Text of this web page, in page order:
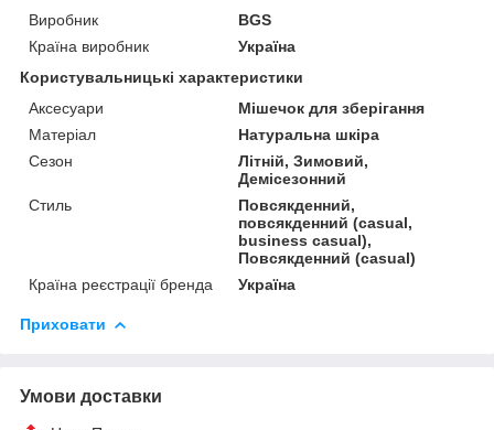
Виробник
BGS
Країна виробник
Україна
Користувальницькі характеристики
Аксесуари
Мішечок для зберігання
Матеріал
Натуральна шкіра
Сезон
Літній, Зимовий,
Демісезонний
Стиль
Повсякденний,
повсякденний (casual,
business casual),
Повсякденний (casual)
Країна реєстрації бренда
Україна
Приховати
Умови доставки